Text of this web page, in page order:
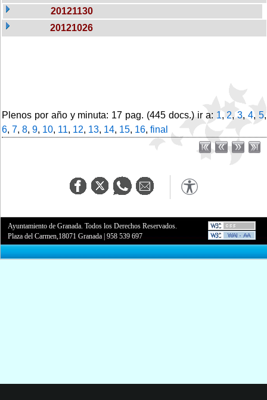
20121130
20121026
Plenos por año y minuta: 17 pag. (445 docs.) ir a: 1,2,3,4,5,
6, 7, 8, 9, 10, 11, 12, 13, 14, 15, 16, final
Ayuntamiento de Granada. Todos los Derechos Reservados.
Plaza del Carmen,18071 Granada |958 539 697